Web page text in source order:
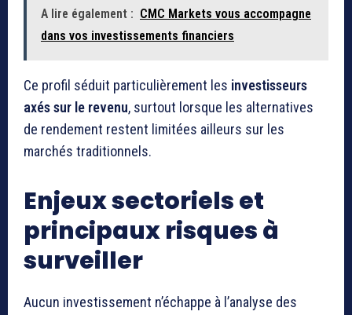
A lire également : CMC Markets vous accompagne
dans vos investissements financiers
Ce profil séduit particulièrement les investisseurs
axés sur le revenu, surtout lorsque les alternatives
de rendement restent limitées ailleurs sur les
marchés traditionnels.
Enjeux sectoriels et
principaux risques à
surveiller
Aucun investissement n’échappe à l’analyse des